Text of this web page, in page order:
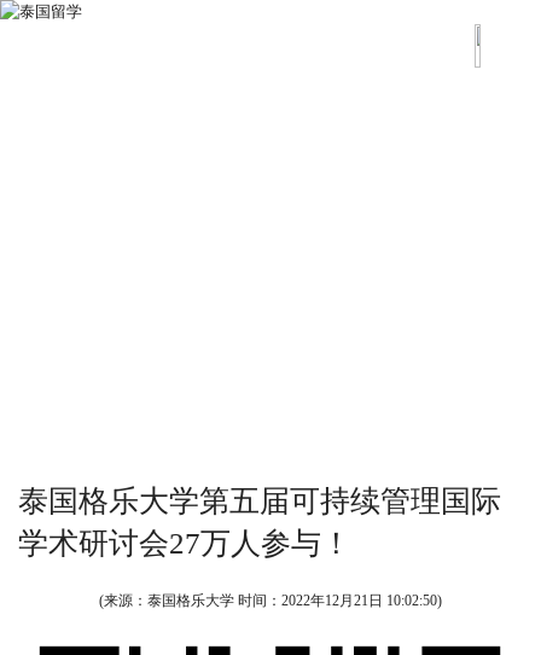
泰国格乐大学第五届可持续管理国际
学术研讨会27万人参与！
(来源：泰国格乐大学 时间： 2022年12月21日 10:02:50)